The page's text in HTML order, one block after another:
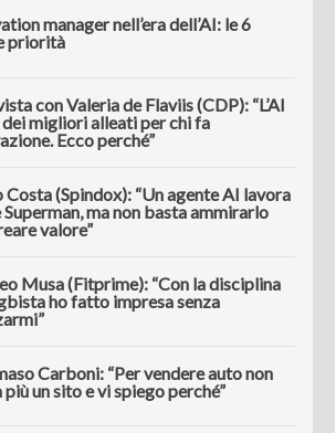
manager nell’era dell’AI: le 6
priorità
con Valeria de Flaviis (CDP): “L’AI
dei migliori alleati per chi fa
Ecco perché”
Costa (Spindox): “Un agente AI lavora
ma non basta ammirarlo
valore”
Musa (Fitprime): “Con la disciplina
ho fatto impresa senza
Carboni: “Per vendere auto non
più un sito e vi spiego perché”